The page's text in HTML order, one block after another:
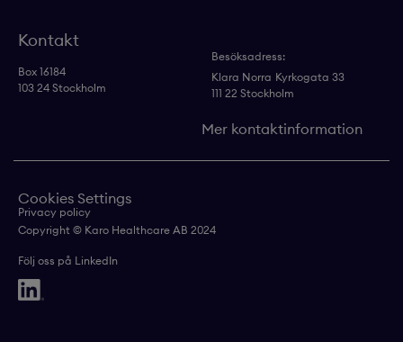
Kontakt
Box 16184
103 24 Stockholm
Besöksadress:
Klara Norra Kyrkogata 33
111 22 Stockholm
Mer kontaktinformation
Cookies Settings
Privacy policy
Copyright © Karo Healthcare AB 2024
Följ oss på LinkedIn